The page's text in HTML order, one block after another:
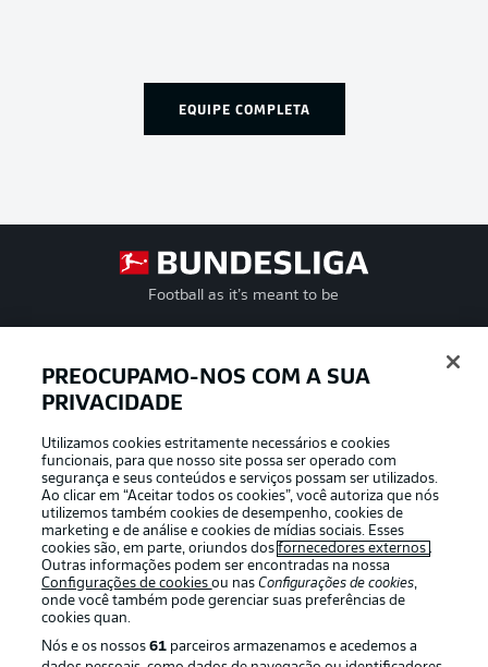
EQUIPE COMPLETA
Football as it’s meant to be
APLICATIVO DA BUNDESLIGA
Oferecido por
PREOCUPAMO-NOS COM A SUA
PRIVACIDADE
Utilizamos cookies estritamente necessários e cookies
funcionais, para que nosso site possa ser operado com
segurança e seus conteúdos e serviços possam ser utilizados.
Ao clicar em “Aceitar todos os cookies”, você autoriza que nós
utilizemos também cookies de desempenho, cookies de
marketing e de análise e cookies de mídias sociais. Esses
cookies são, em parte, oriundos dosfornecedores externos .
Outras informações podem ser encontradas na nossa
Configurações de cookiesou nasConfigurações de cookies,
onde você também pode gerenciar suas preferências de
cookies quan.
Nós e os nossos61 parceiros armazenamos e acedemos a